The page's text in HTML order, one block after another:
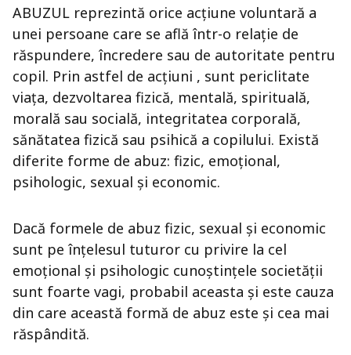
ABUZUL reprezintă orice acţiune voluntară a
unei persoane care se află într-o relaţie de
răspundere, încredere sau de autoritate pentru
copil. Prin astfel de acțiuni , sunt periclitate
viaţa, dezvoltarea fizică, mentală, spirituală,
morală sau socială, integritatea corporală,
sănătatea fizică sau psihică a copilului. Există
diferite forme de abuz: fizic, emoţional,
psihologic, sexual şi economic.
Dacă formele de abuz fizic, sexual și economic
sunt pe înțelesul tuturor cu privire la cel
emoțional și psihologic cunoștințele societății
sunt foarte vagi, probabil aceasta și este cauza
din care această formă de abuz este și cea mai
răspândită.